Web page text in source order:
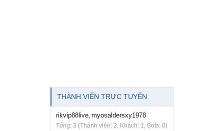
THÀNH VIÊN TRỰC TUYẾN
rikvip88live myosaldersxy1978
Tổng: 3 (Thành viên: 2, Khách: 1, Bots: 0)